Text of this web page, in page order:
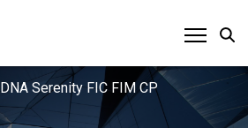
DNA Serenity FIC FIM CP